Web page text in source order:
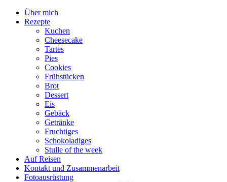
Über mich
Rezepte
Kuchen
Cheesecake
Tartes
Pies
Cookies
Frühstücken
Brot
Dessert
Eis
Gebäck
Getränke
Fruchtiges
Schokoladiges
Stulle of the week
Auf Reisen
Kontakt und Zusammenarbeit
Fotoausrüstung